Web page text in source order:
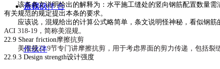
系我们
合作伙伴 合
作伙伴
该条条文说明给出的解释为：水平施工缝处的竖向钢筋配置数量需
有关规范的规定提出本条的要求。
应该说，混规给出的计算公式略简单，条文说明怪神秘， 看似钢筋
ACI 318-19 ，简称美混规。
22.9 Shear friction摩擦抗剪
美混规22.9节专门讲摩擦抗剪，用于考虑界面的剪力传递，包括
22.9.3 Design strength设计强度